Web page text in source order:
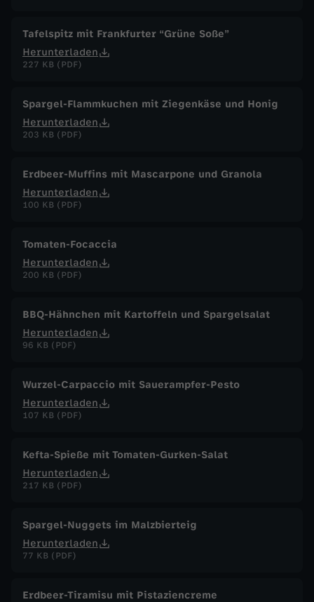
Tafelspitz mit Frankfurter “Grüne Soße”
Herunterladen
227 KB (PDF)
Spargel-Flammkuchen mit Ziegenkäse und Honig
Herunterladen
203 KB (PDF)
Erdbeer-Muffins mit Mascarpone und Granola
Herunterladen
100 KB (PDF)
Tomaten-Focaccia
Herunterladen
200 KB (PDF)
BBQ-Hähnchen mit Kartoffeln und Spargelsalat
Herunterladen
96 KB (PDF)
Wurzel-Carpaccio mit Sauerampfer-Pesto
Herunterladen
107 KB (PDF)
Kefta-Spieße mit Tomaten-Gurken-Salat
Herunterladen
217 KB (PDF)
Spargel-Nuggets im Malzbierteig
Herunterladen
77 KB (PDF)
Erdbeer-Tiramisu mit Pistaziencreme